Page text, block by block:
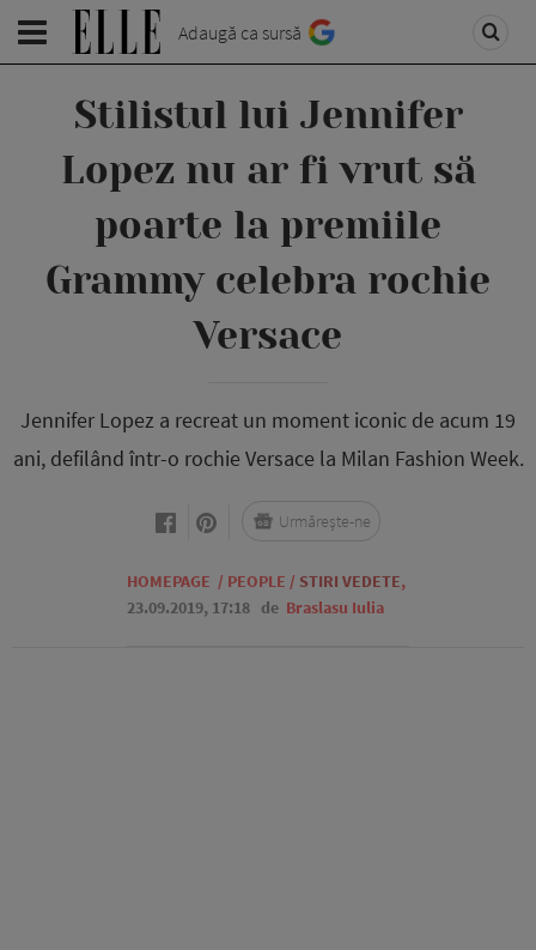
Adaugă ca sursă
Stilistul lui Jennifer
Lopez nu ar fi vrut să
poarte la premiile
Grammy celebra rochie
Versace
Jennifer Lopez a recreat un moment iconic de acum 19
ani, defilând într-o rochie Versace la Milan Fashion Week.
HOMEPAGE / PEOPLE / STIRI VEDETE,
23.09.2019, 17:18 de Braslasu Iulia
Urmărește-ne